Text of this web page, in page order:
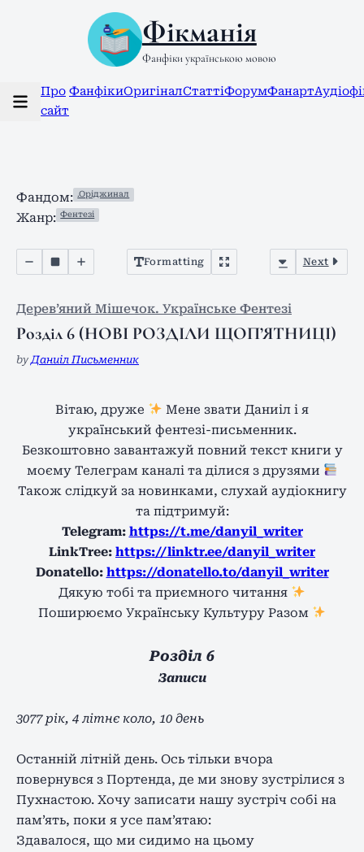
Фікманія
Фанфіки українською мовою
Про
сайт
ФанфікиОригіналСтаттіФорумФанарт
Фандом: .Оріджинал
Жанр: Фентезі
Formatting Next
Дерев’яний Мішечок. Українське Фентезі
Розділ 6 (НОВІ РОЗДІЛИ ЩОП’ЯТНИЦІ)
by Даниіл Письменник
Вітаю, друже
Мене звати Даниіл і я
український фентезі-письменник.
Безкоштовно завантажуй повний текст книги у
моєму Телеграм каналі та ділися з друзями
Також слідкуй за новинками, слухай аудіокнигу
та підтримуй:
Telegram: https://t.me/danyil_writer
LinkTree: https://linktr.ee/danyil_writer
Donatello: https://donatello.to/danyil_writer
Дякую тобі та приємного читання
Поширюємо Українську Культуру Разом
Розділ 6
Записи
3077 рік, 4 літнє коло, 10 день
Останній літній день. Ось тільки вчора
повернувся з Портенда, де ми знову зустрілися з
Пухнастою. Хочу записати нашу зустріч собі на
пам’ять, поки я усе пам’ятаю:
Здавалося, що ми сидимо на цьому